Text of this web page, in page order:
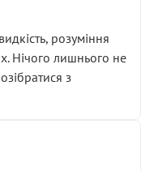
розуміння
Нічого лишнього не
з